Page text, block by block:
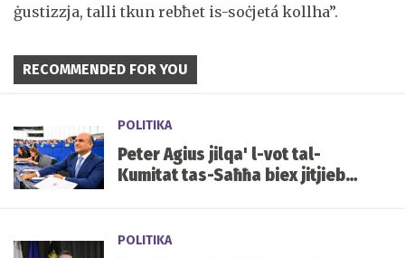
ġustizzja, talli tkun rebħet is-soċjetá kollha”.
RECOMMENDED FOR YOU
POLITIKA
Peter Agius jilqa' l-vot tal-
Kumitat tas-Saħħa biex jitjiebu
POLITIKA